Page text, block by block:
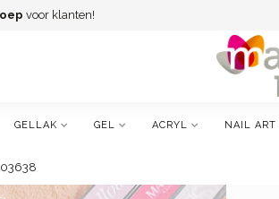
voor klanten!
GELLAK GEL ACRYL NAIL ART